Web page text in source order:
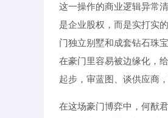
这一操作的商业逻辑异常
是企业股权，而是实打实
门独立别墅和成套钻石珠宝
在豪门里容易被边缘化，
起步，审蓝图、谈供应商
在这场豪门博弈中，何猷